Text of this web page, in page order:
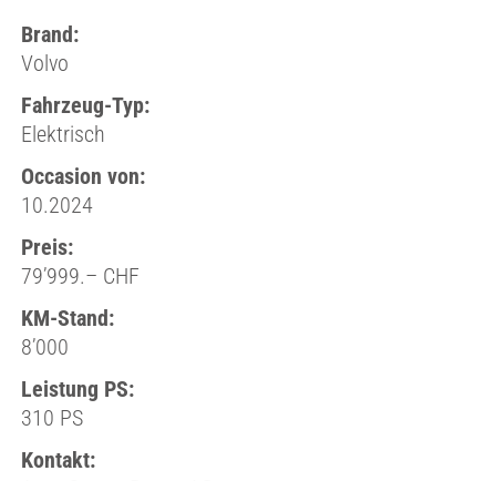
Brand:
Volvo
Fahrzeug-Typ:
Elektrisch
Occasion von:
10.2024
Preis:
79’999.– CHF
KM-Stand:
8’000
Leistung PS:
310 PS
Kontakt: